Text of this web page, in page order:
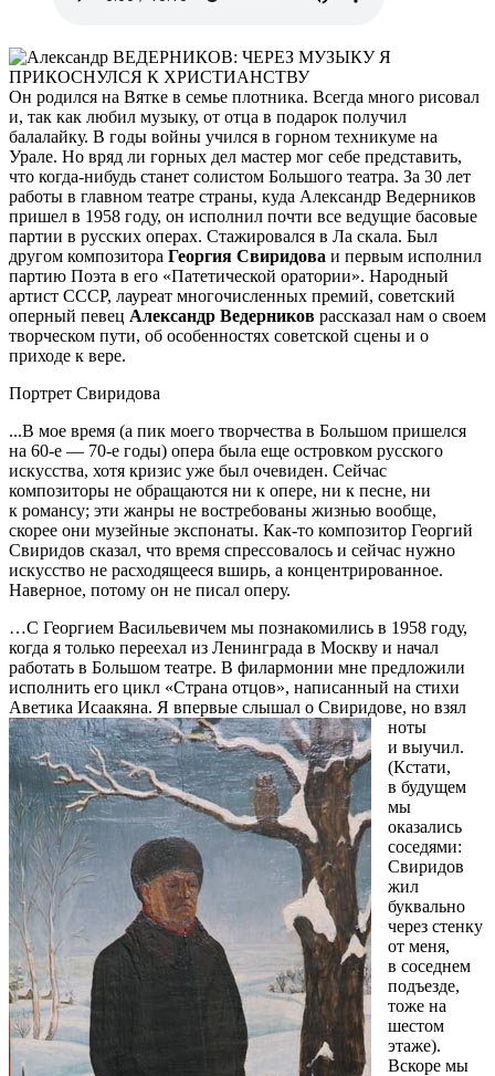
Он родился на Вятке в семье плотника. Всегда много рисовал
и, так как любил музыку, от отца в подарок получил
балалайку. В годы войны учился в горном техникуме на
Урале. Но вряд ли горных дел мастер мог себе представить,
что когда-нибудь станет солистом Большого театра. За 30 лет
работы в главном театре страны, куда Александр Ведерников
пришел в 1958 году, он исполнил почти все ведущие басовые
партии в русских операх. Стажировался в Ла скала. Был
другом композитора Георгия Свиридова и первым исполнил
партию Поэта в его «Патетической оратории». Народный
артист СССР, лауреат многочисленных премий, советский
оперный певец Александр Ведерников рассказал нам о своем
творческом пути, об особенностях советской сцены и о
приходе к вере.
Портрет Свиридова
...В мое время (а пик моего творчества в Большом пришелся
на 60-е — 70-е годы) опера была еще островком русского
искусства, хотя кризис уже был очевиден. Сейчас
композиторы не обращаются ни к опере, ни к песне, ни
к романсу; эти жанры не востребованы жизнью вообще,
скорее они музейные экспонаты. Как-то композитор Георгий
Свиридов сказал, что время спрессовалось и сейчас нужно
искусство не расходящееся вширь, а концентрированное.
Наверное, потому он не писал оперу.
…С Георгием Васильевичем мы познакомились в 1958 году,
когда я только переехал из Ленинграда в Москву и начал
работать в Большом театре. В филармонии мне предложили
исполнить его цикл «Страна отцов», написанный на стихи
Аветика Исаакяна. Я впервые слышал о Свиридове, но взял
ноты
и выучил.
(Кстати,
в будущем
мы
оказались
соседями:
Свиридов
жил
буквально
через стенку
от меня,
в соседнем
подъезде,
тоже на
шестом
этаже).
Вскоре мы